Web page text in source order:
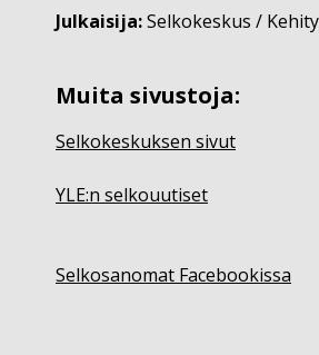
Julkaisija:Selkokeskus /
Muita sivustoja:
Selkokeskuksen sivut
YLE:n selkouutiset
Selkosanomat Facebookissa